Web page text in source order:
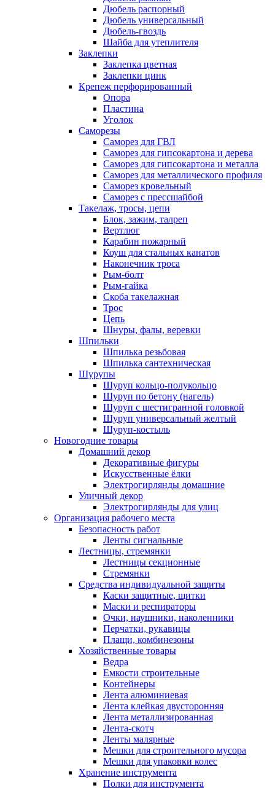
Дюбель распорный
Дюбель универсальный
Дюбель-гвоздь
Шайба для утеплителя
Заклепки
Заклепка цветная
Заклепки цинк
Крепеж перфорированный
Опора
Пластина
Уголок
Саморезы
Саморез для ГВЛ
Саморез для гипсокартона и дерева
Саморез для гипсокартона и металла
Саморез для металлического профиля
Саморез кровельный
Саморез с прессшайбой
Такелаж, тросы, цепи
Блок, зажим, талреп
Вертлюг
Карабин пожарный
Коуш для стальных канатов
Наконечник троса
Рым-болт
Рым-гайка
Скоба такелажная
Трос
Цепь
Шнуры, фалы, веревки
Шпильки
Шпилька резьбовая
Шпилька сантехническая
Шурупы
Шуруп кольцо-полукольцо
Шуруп по бетону (нагель)
Шуруп с шестигранной головкой
Шуруп универсальный желтый
Шуруп-костыль
Новогодние товары
Домашний декор
Декоративные фигуры
Искусственные ёлки
Электрогирлянды домашние
Уличный декор
Электрогирлянды для улиц
Организация рабочего места
Безопасность работ
Ленты сигнальные
Лестницы, стремянки
Лестницы секционные
Стремянки
Средства индивидуальной защиты
Каски защитные, щитки
Маски и респираторы
Очки, наушники, наколенники
Перчатки, рукавицы
Плащи, комбинезоны
Хозяйственные товары
Ведра
Емкости строительные
Контейнеры
Лента алюминиевая
Лента клейкая двусторонняя
Лента металлизированная
Лента-скотч
Ленты малярные
Мешки для строительного мусора
Мешки для упаковки колес
Хранение инструмента
Полки для инструмента